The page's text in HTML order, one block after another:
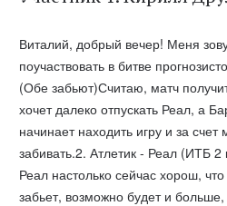
Виталий, добрый вечер! Меня
поучаствовать в битве
(Обе забьют)Считаю, матч
хочет далеко отпускать Реал, а
начинает находить игру и за
забивать.2. Атлетик - Реал (ИТБ
Реал настолько сейчас хорош,
забьет, возможно будет и